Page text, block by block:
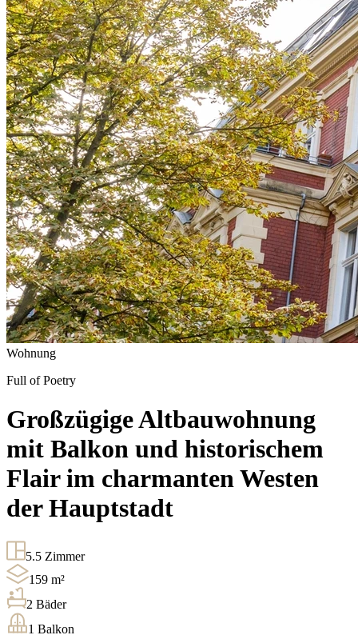
Wohnung
Full of Poetry
Großzügige Altbauwohnung
mit Balkon und historischem
Flair im charmanten Westen
der Hauptstadt
5.5 Zimmer
159 m²
2 Bäder
1 Balkon